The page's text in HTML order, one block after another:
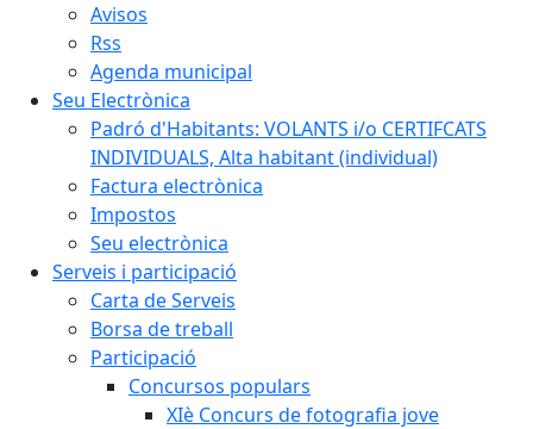
Avisos
Rss
Agenda municipal
Seu Electrònica
Padró d'Habitants: VOLANTS i/o CERTIFCATS
INDIVIDUALS, Alta habitant (individual)
Factura electrònica
Impostos
Seu electrònica
Serveis i participació
Carta de Serveis
Borsa de treball
Participació
Concursos populars
XIè Concurs de fotografia jove